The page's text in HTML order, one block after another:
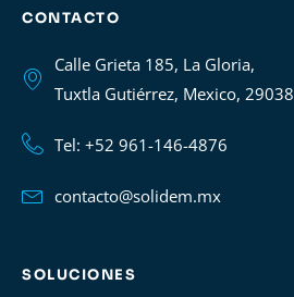
CONTACTO
Calle Grieta 185, La Gloria,
Tuxtla Gutiérrez, Mexico, 29038
Tel: +52 961-146-4876
contacto@solidem.mx
SOLUCIONES